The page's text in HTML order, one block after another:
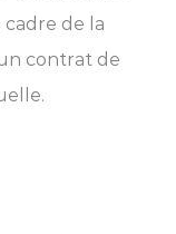
de la
contrat de